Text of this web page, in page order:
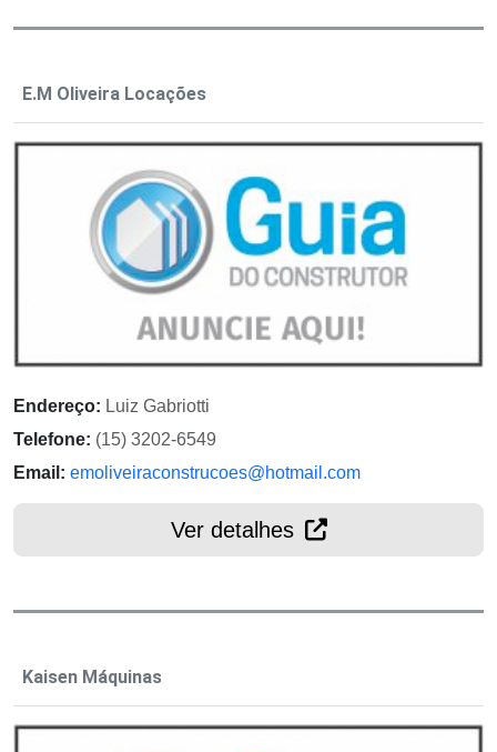
E.M Oliveira Locações
Endereço: Luiz Gabriotti
Telefone: (15) 3202-6549
Email: emoliveiraconstrucoes@hotmail.com
Ver detalhes
Kaisen Máquinas